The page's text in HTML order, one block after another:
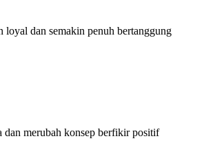
loyal dan semakin penuh bertanggung
dan merubah konsep berfikir positif